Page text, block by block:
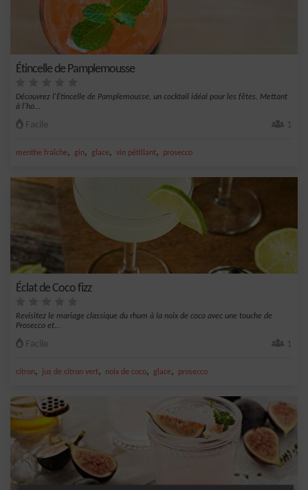
Étincelle de Pamplemousse
Découvrez l'Étincelle de Pamplemousse, un cocktail idéal pour les fêtes. Mettant
à l'ho...
Facile 1
menthe fraîche, gin, glace, vin pétillant, prosecco
Éclat de Coco fizz
Revisitez le mariage classique du rhum à la noix de coco avec une touche de
Prosecco et...
Facile 1
citron, jus de citron vert, noix de coco, glace, prosecco